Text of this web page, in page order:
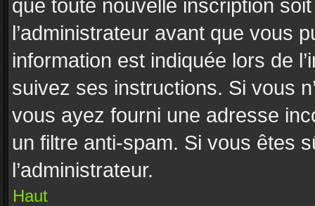
que toute nouvelle inscription
l’administrateur avant que vous
information est indiquée lors de
suivez ses instructions. Si vous
vous ayez fourni une adresse
un filtre anti-spam. Si vous êtes
l’administrateur.
Haut